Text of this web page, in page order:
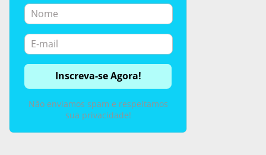
Não enviamos spam e respeitamos
sua privacidade!